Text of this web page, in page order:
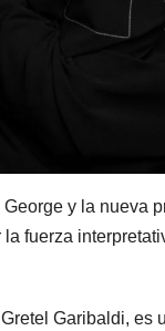
y la nueva
la fuerza
Garibaldi, es